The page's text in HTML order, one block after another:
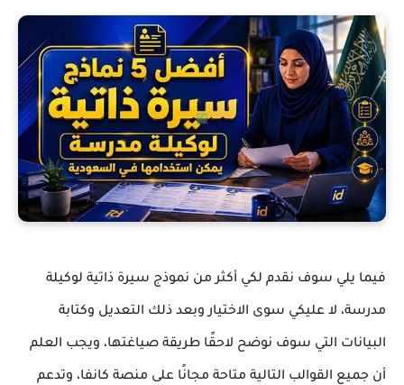
فيما يلي سوف نقدم لكي أكثر من نموذج سيرة ذاتية لوكيلة
مدرسة، لا عليكي سوى الاختيار وبعد ذلك التعديل وكتابة
البيانات التي سوف نوضح لاحقًا طريقة صياغتها، ويجب العلم
أن جميع القوالب التالية متاحة مجانًا على منصة كانفا، وتدعم